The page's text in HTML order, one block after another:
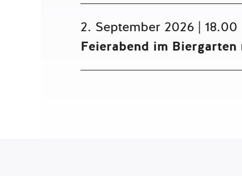
2. September 2026 | 18.00
Feierabend im